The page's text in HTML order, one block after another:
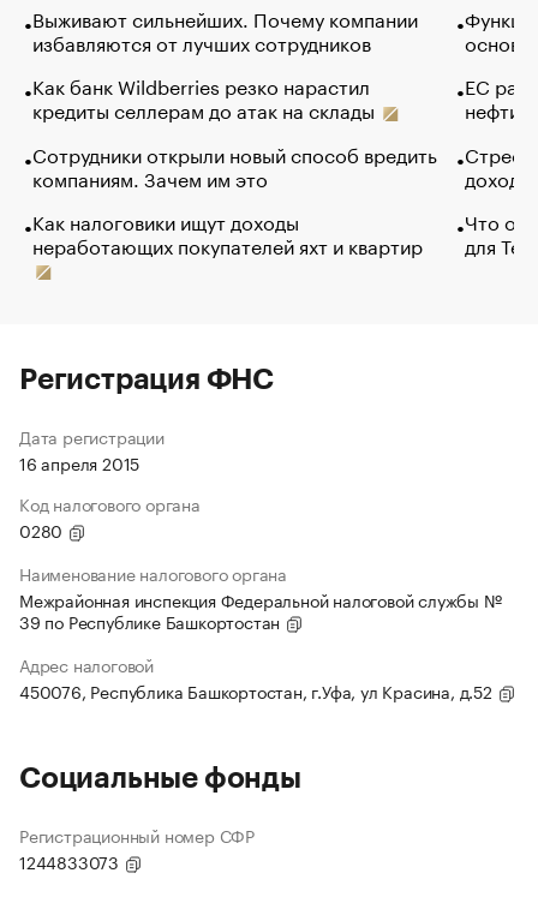
Выживают сильнейших. Почему компании
избавляются от лучших сотрудников
Как банк Wildberries резко нарастил
кредиты селлерам до атак на склады
Сотрудники открыли новый способ вредить
компаниям. Зачем им это
Как налоговики ищут доходы
неработающих покупателей яхт и квартир
основ
ЕС
нефти
Что
для
Регистрация ФНС
Дата регистрации
16 апреля 2015
Код налогового органа
0280
Наименование налогового органа
Межрайонная инспекция Федеральной налоговой службы №
39 по Республике Башкортостан
Адрес налоговой
450076, Республика Башкортостан, г.Уфа, ул Красина, д.52
Социальные фонды
Регистрационный номер СФР
1244833073